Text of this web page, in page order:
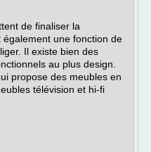
de finaliser la
une fonction de
Il existe bien des
au plus design.
propose des meubles en
télévision et hi-fi